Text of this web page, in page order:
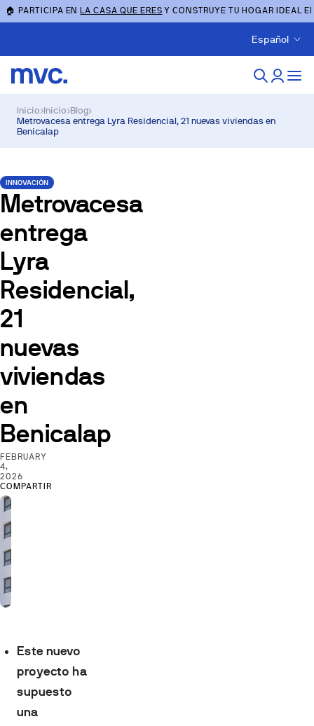
🏠 PARTICIPA ENLA CASA QUE ERES Y CONSTRUYE TU HOGAR IDEAL
Español
Inicio›Inicio›Blog›
Metrovacesa entrega Lyra Residencial, 21 nuevas viviendas en
Benicalap
INNOVACIÓN
Metrovacesa
entrega
Lyra
Residencial,
21
nuevas
viviendas
en
Benicalap
FEBRUARY
4,
2026
COMPARTIR
Este nuevo
proyecto ha
supuesto
una